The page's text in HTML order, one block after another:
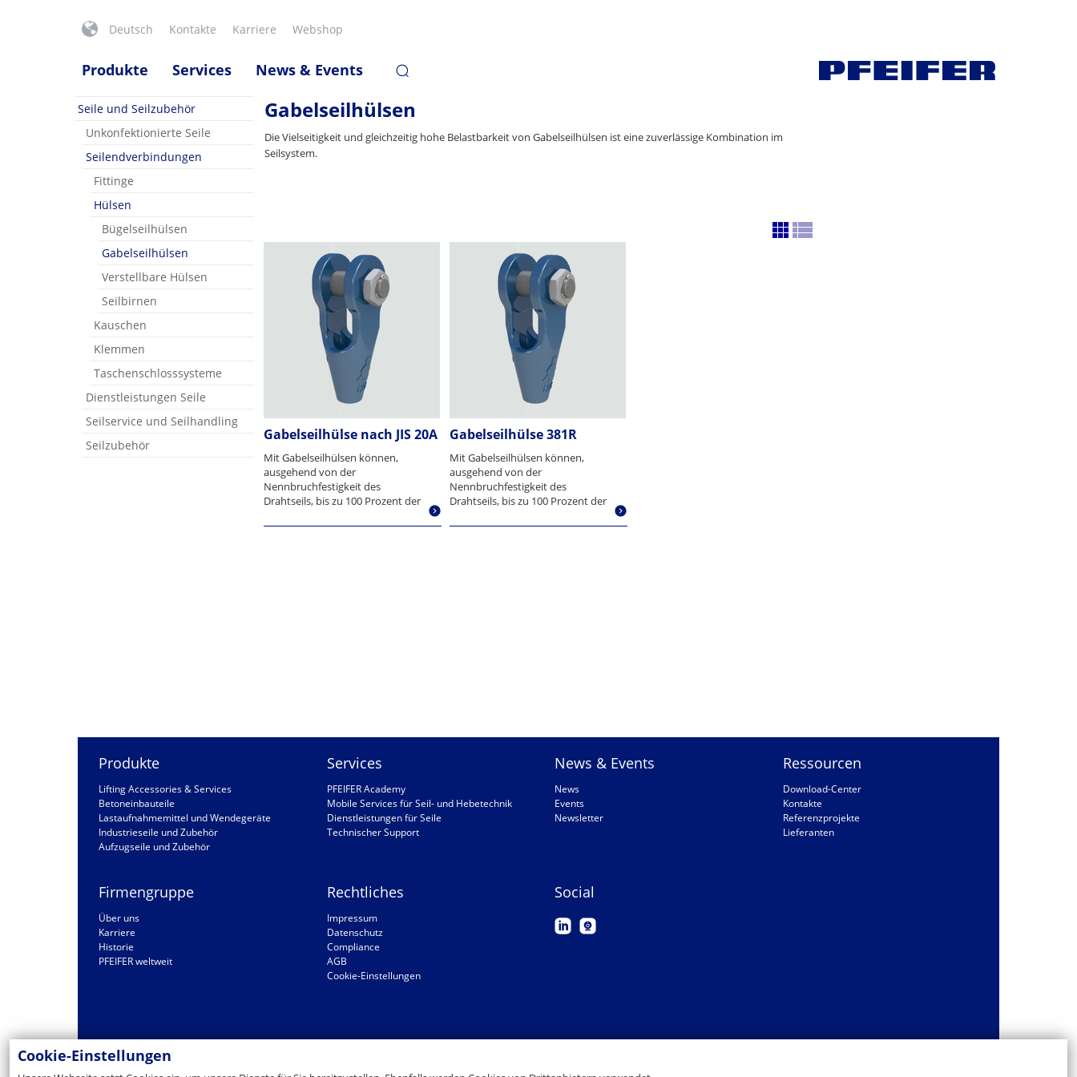
Deutsch Kontakte Karriere Webshop
Produkte Services News & Events
Seile und Seilzubehör
Unkonfektionierte Seile
Seilendverbindungen
Fittinge
Hülsen
Bügelseilhülsen
Gabelseilhülsen
Verstellbare Hülsen
Seilbirnen
Kauschen
Klemmen
Taschenschlosssysteme
Dienstleistungen Seile
Seilservice und Seilhandling
Seilzubehör
Gabelseilhülsen
Die Vielseitigkeit und gleichzeitig hohe Belastbarkeit von Gabelseilhülsen ist eine zuverlässige Kombination im
Seilsystem.
Gabelseilhülse nach JIS 20A
Mit Gabelseilhülsen können,
ausgehend von der
Nennbruchfestigkeit des
Drahtseils, bis zu 100 Prozent der
Gabelseilhülse 381R
Mit Gabelseilhülsen können,
ausgehend von der
Nennbruchfestigkeit des
Drahtseils, bis zu 100 Prozent der
Produkte
Lifting Accessories & Services
Betoneinbauteile
Lastaufnahmemittel und Wendegeräte
Industrieseile und Zubehör
Aufzugseile und Zubehör
Services
PFEIFER Academy
Mobile Services für Seil- und Hebetechnik
Dienstleistungen für Seile
Technischer Support
News & Events
News
Events
Newsletter
Ressourcen
Download-Center
Kontakte
Referenzprojekte
Lieferanten
Firmengruppe
Über uns
Karriere
Historie
PFEIFER weltweit
Rechtliches
Impressum
Datenschutz
Compliance
AGB
Cookie-Einstellungen
Social
Cookie-Einstellungen